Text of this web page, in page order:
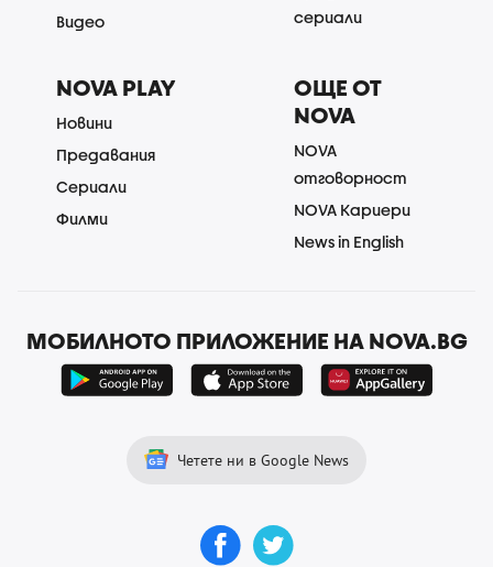
Видео
сериали
NOVA PLAY
Новини
Предавания
Сериали
Филми
ОЩЕ ОТ
NOVA
NOVA
отговорност
NOVA Кариери
News in English
МОБИЛНОТО ПРИЛОЖЕНИЕ НА NOVA.BG
Четете ни в Google News